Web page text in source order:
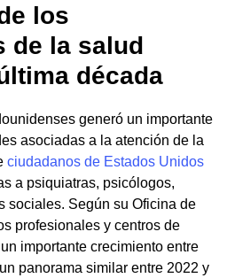
los
de la salud
década
generó un importante
asociadas a la atención de la
ciudadanos de Estados Unidos
a psiquiatras, psicólogos,
sociales. Según su Oficina de
profesionales y centros de
importante crecimiento entre
panorama similar entre 2022 y